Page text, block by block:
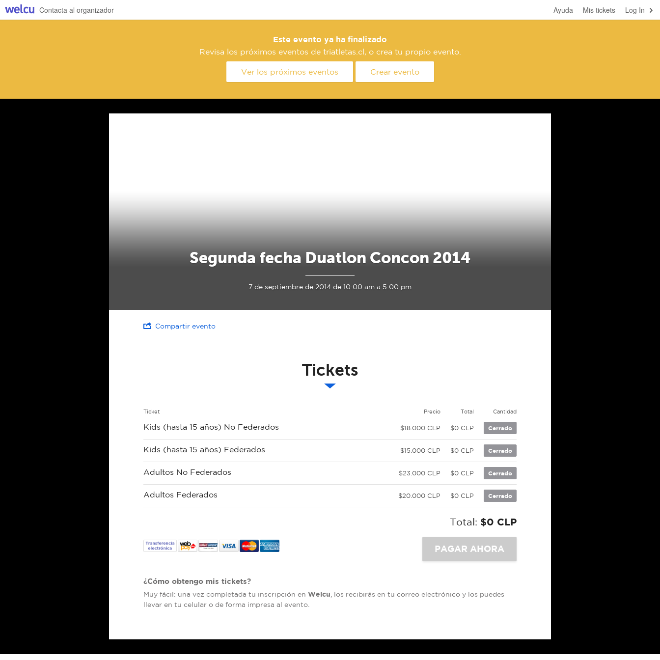
Log In
Mis tickets
Ayuda
Contacta al organizador
Este evento ya ha finalizado
Revisa los próximos eventos de triatletas.cl, o crea tu propio evento.
Ver los próximos eventos Crear evento
Segunda fecha Duatlon Concon 2014
7 de septiembre de 2014 de 10:00 am a 5:00 pm
Compartir evento
Tickets
Ticket Precio Total Cantidad
Kids (hasta 15 años) No Federados $18.000 CLP $0 CLP Cerrado
Kids (hasta 15 años) Federados $15.000 CLP $0 CLP Cerrado
Adultos No Federados $23.000 CLP $0 CLP Cerrado
Adultos Federados $20.000 CLP $0 CLP Cerrado
Total: $0 CLP
¿Cómo obtengo mis tickets?
Muy fácil: una vez completada tu inscripción en Welcu , los recibirás en tu correo electrónico y los puedes
llevar en tu celular o de forma impresa al evento.